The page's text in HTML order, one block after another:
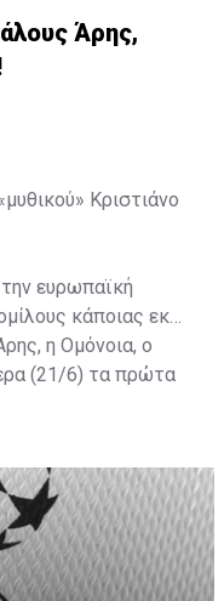
Άρης,
Κριστιάνο
ευρωπαϊκή
κάποιας εκ
η Ομόνοια, ο
(21/6) τα πρώτα